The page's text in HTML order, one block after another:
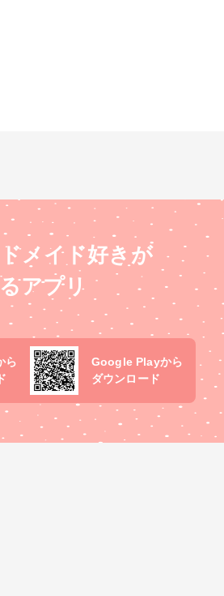
メイド好きが
アプリ
ら
Google Playから
ダウンロード